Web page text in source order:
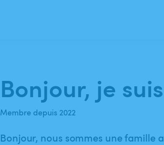
Bonjour, je
Membre depuis 2022
Bonjour, nous sommes une famille